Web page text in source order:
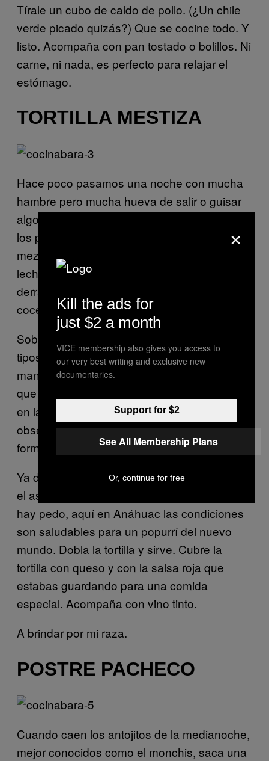
Tírale un cubo de caldo de pollo. (¿Un chile
verde picado quizás?) Que se cocine todo. Y
listo. Acompaña con pan tostado o bolillos. Ni
carne, ni nada, es perfecto para relajar el
estómago.
TORTILLA MESTIZA
Hace poco pasamos una noche con mucha
hambre pero mucha hueva de salir o guisar
algo complicado. Entonces tomé nopales y
los puse a cocer en una sartén. Luego
mezclé seis huevos en un tazón con tantitita
leche. Antes de que los nopales se doraran,
derramé el huevo sobre ellos y los dejé
cocer, sin mover ni nada.
Sobre los huevos agregué pedazos de tres
tipos de quesos, a la verga. Panela,
manchego, y un queso Chihuahua artesano
que encontré en
en la San Miguel Chapultepec y que me tiene
obsesionado.¡Mega-flip!¡Que no se rompa la
forma de la tortilla!
Ya dorado, esponjoso, se convierte seductor
el asunto. A la tortilla le faltan papas, pero no
hay pedo, aquí en Anáhuac las condiciones
son saludables para un popurrí del nuevo
mundo. Dobla la tortilla y sirve. Cubre la
tortilla con queso y con la salsa roja que
estabas guardando para una comida
especial. Acompaña con vino tinto.
A brindar por mi raza.
POSTRE PACHECO
Cuando caen los antojitos de la medianoche,
mejor conocidos como el monchis, saca una
×
Kill the ads for
just $2 a month
VICE membership also gives you access to
our very best writing and exclusive new
documentaries.
Support for $2
See All Membership Plans
Or, continue for free